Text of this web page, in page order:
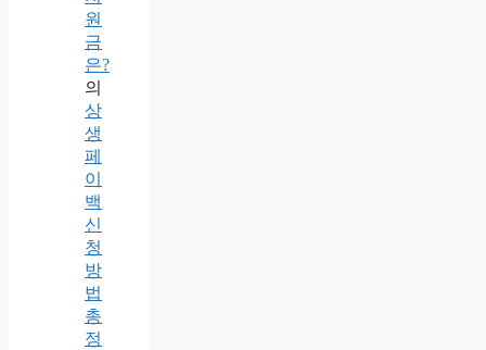
원
금
은?
의
상
생
페
이
백
신
청
방
법
총
정